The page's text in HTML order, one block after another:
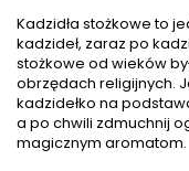
Kadzidła stożkowe to
kadzideł, zaraz po
stożkowe od wieków
obrzędach religijnych.
kadzidełko na
a po chwili zdmuchnij
magicznym aromatom.